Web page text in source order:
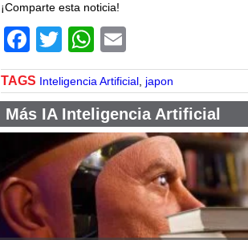
¡Comparte esta noticia!
Facebook
TwitterWhatsApp
TAGS Inteligencia Artificial japon
Más IA Inteligencia Artificial